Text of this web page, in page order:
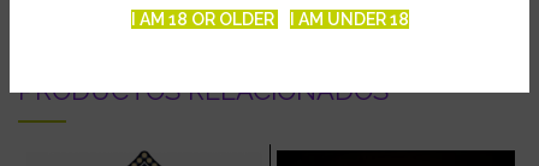
I AM 18 OR OLDER I AM UNDER 18
PRODUCTOS RELACIONADOS